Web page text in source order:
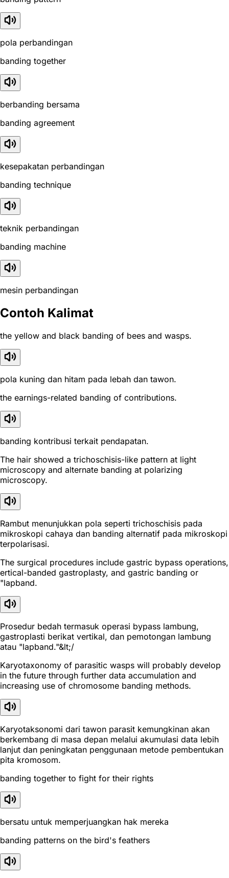
pola perbandingan
banding together
berbanding bersama
banding agreement
kesepakatan perbandingan
banding technique
teknik perbandingan
banding machine
mesin perbandingan
Contoh Kalimat
the yellow and black banding of bees and wasps.
pola kuning dan hitam pada lebah dan tawon.
the earnings-related banding of contributions.
banding kontribusi terkait pendapatan.
The hair showed a trichoschisis-like pattern at light
microscopy and alternate banding at polarizing
microscopy.
Rambut menunjukkan pola seperti trichoschisis pada
mikroskopi cahaya dan banding alternatif pada mikroskopi
terpolarisasi.
The surgical procedures include gastric bypass operations,
ertical-banded gastroplasty, and gastric banding or
"lapband.
Prosedur bedah termasuk operasi bypass lambung,
gastroplasti berikat vertikal, dan pemotongan lambung
atau "lapband."&lt;/
Karyotaxonomy of parasitic wasps will probably develop
in the future through further data accumulation and
increasing use of chromosome banding methods.
Karyotaksonomi dari tawon parasit kemungkinan akan
berkembang di masa depan melalui akumulasi data lebih
lanjut dan peningkatan penggunaan metode pembentukan
pita kromosom.
banding together to fight for their rights
bersatu untuk memperjuangkan hak mereka
banding patterns on the bird's feathers